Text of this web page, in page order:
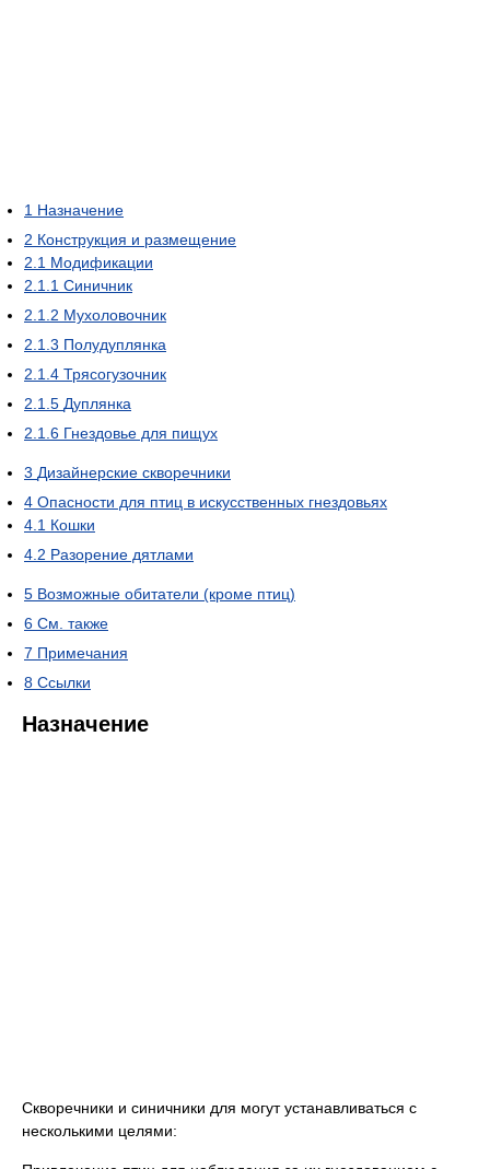
1 Назначение
2 Конструкция и размещение
2.1 Модификации
2.1.1 Синичник
2.1.2 Мухоловочник
2.1.3 Полудуплянка
2.1.4 Трясогузочник
2.1.5 Дуплянка
2.1.6 Гнездовье для пищух
3 Дизайнерские скворечники
4 Опасности для птиц в искусственных гнездовьях
4.1 Кошки
4.2 Разорение дятлами
5 Возможные обитатели (кроме птиц)
6 См. также
7 Примечания
8 Ссылки
Назначение
Скворечники и синичники для могут устанавливаться с
несколькими целями: